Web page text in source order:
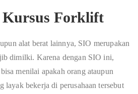
Kursus Forklift
alat berat lainnya, SIO merupakan
dimilki. Karena dengan SIO ini,
menilai apakah orang ataupun
layak bekerja di perusahaan tersebut